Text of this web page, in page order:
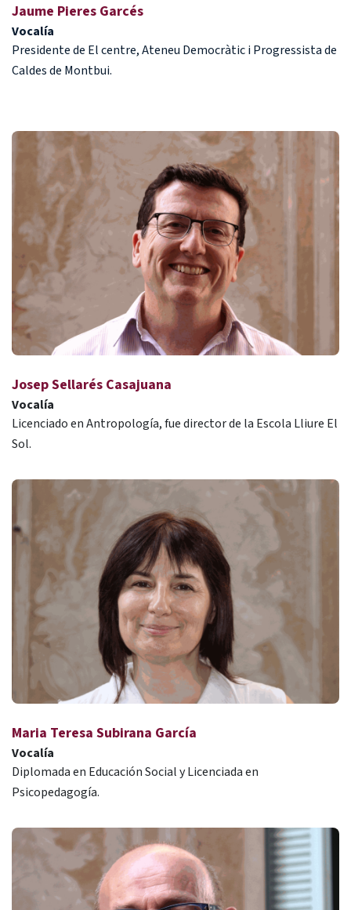
Jaume Pieres Garcés
Vocalía
Presidente de El centre, Ateneu Democràtic i Progressista de
Caldes de Montbui.
Josep Sellarés Casajuana
Vocalía
Licenciado en Antropología, fue director de la Escola Lliure El
Sol.
Maria Teresa Subirana García
Vocalía
Diplomada en Educación Social y Licenciada en
Psicopedagogía.